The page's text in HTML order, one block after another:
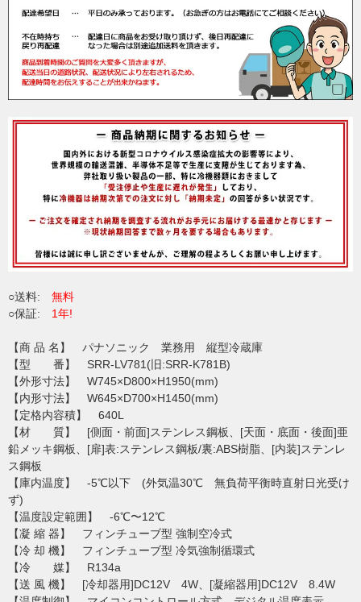
○送料: 無料
○保証: 1年!
【商 品 名】 パナソニック 業務用 縦型冷蔵庫
【型 番】 SRR-LV781(旧:SRR-K781B)
【外形寸法】 W745×D800×H1950(mm)
【内形寸法】 W645×D700×H1450(mm)
【定格内容積】 640L
【材 質】 [側面・前面]ステンレス鋼板、[天面・底面・後面]亜
鉛メッキ鋼板、[扉]表:ステンレス鋼板/裏:ABS樹脂、[内装]ステンレ
ス鋼板
【庫内温度】 -5℃以下 (外気温30℃ 無負荷平衡時直射日光受け
ず)
【温度設定範囲】 -6℃〜12℃
【凝 縮 器】 フィンチューブ型 強制空冷式
【冷 却 機】 フィンチューブ型 冷気強制循環式
【冷 媒】 R134a
【送 風 機】 [冷却器用]DC12V 4W、[凝縮器用]DC12V 8.4W